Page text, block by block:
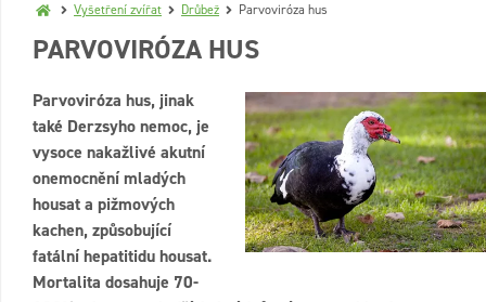
Vyšetření zvířat Drůbež Parvoviróza hus
PARVOVIRÓZA HUS
Parvoviróza hus, jinak
také Derzsyho nemoc, je
vysoce nakažlivé akutní
onemocnění mladých
housat a pižmových
kachen, způsobující
fatální hepatitidu housat.
Mortalita dosahuje 70-